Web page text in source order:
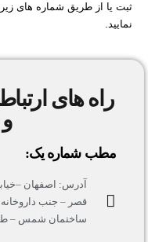
ثبت یا از طریق شماره های
نمایید.
راه های
مطب شماره یک:
آدرس: اصفهان
قصر – جنب
ساختمان شمس –